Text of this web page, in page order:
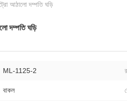
আঠালো দম্পতি ঘড়ি
দম্পতি ঘড়ি
ML-1125-2
বাকল